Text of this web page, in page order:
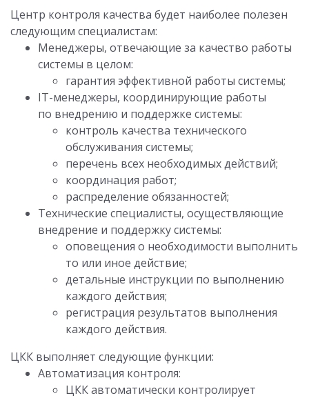
Центр контроля качества будет наиболее полезен
следующим специалистам:
Менеджеры, отвечающие за качество работы
системы в целом:
гарантия эффективной работы системы;
IT-менеджеры, координирующие работы
по внедрению и поддержке системы:
контроль качества технического
обслуживания системы;
перечень всех необходимых действий;
координация работ;
распределение обязанностей;
Технические специалисты, осуществляющие
внедрение и поддержку системы:
оповещения о необходимости выполнить
то или иное действие;
детальные инструкции по выполнению
каждого действия;
регистрация результатов выполнения
каждого действия.
ЦКК выполняет следующие функции:
Автоматизация контроля:
ЦКК автоматически контролирует